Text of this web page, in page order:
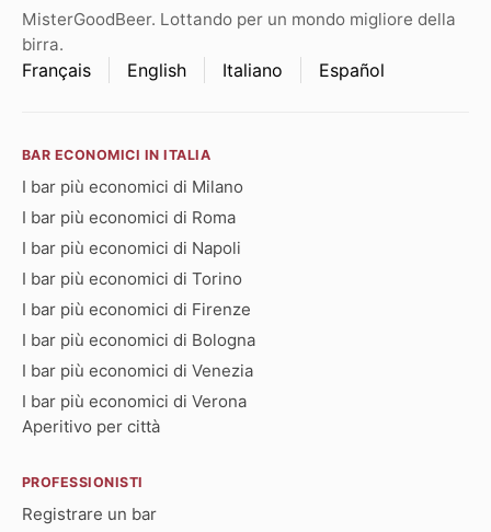
MisterGoodBeer. Lottando per un mondo migliore della
birra.
Français English Italiano Español
BAR ECONOMICI IN ITALIA
I bar più economici di Milano
I bar più economici di Roma
I bar più economici di Napoli
I bar più economici di Torino
I bar più economici di Firenze
I bar più economici di Bologna
I bar più economici di Venezia
I bar più economici di Verona
Aperitivo per città
PROFESSIONISTI
Registrare un bar